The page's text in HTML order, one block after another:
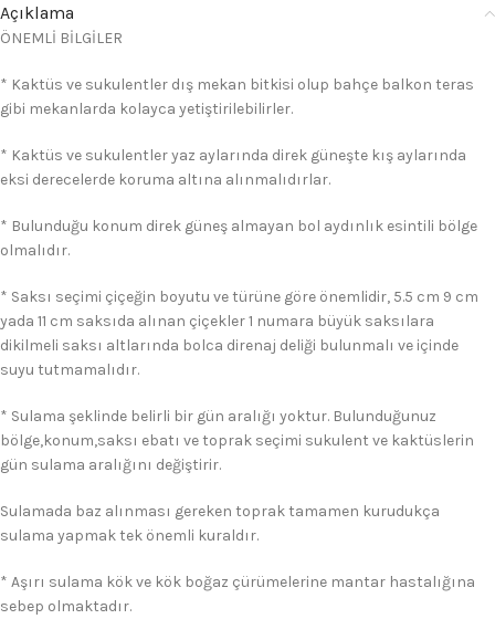
Açıklama
ÖNEMLİ BİLGİLER
* Kaktüs ve sukulentler dış mekan bitkisi olup bahçe balkon teras
gibi mekanlarda kolayca yetiştirilebilirler.
* Kaktüs ve sukulentler yaz aylarında direk güneşte kış aylarında
eksi derecelerde koruma altına alınmalıdırlar.
* Bulunduğu konum direk güneş almayan bol aydınlık esintili bölge
olmalıdır.
* Saksı seçimi çiçeğin boyutu ve türüne göre önemlidir, 5.5 cm 9 cm
yada 11 cm saksıda alınan çiçekler 1 numara büyük saksılara
dikilmeli saksı altlarında bolca direnaj deliği bulunmalı ve içinde
suyu tutmamalıdır.
* Sulama şeklinde belirli bir gün aralığı yoktur. Bulunduğunuz
bölge,konum,saksı ebatı ve toprak seçimi sukulent ve kaktüslerin
gün sulama aralığını değiştirir.
Sulamada baz alınması gereken toprak tamamen kurudukça
sulama yapmak tek önemli kuraldır.
* Aşırı sulama kök ve kök boğaz çürümelerine mantar hastalığına
sebep olmaktadır.